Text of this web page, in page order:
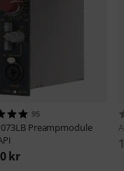
95
Preampmodule
kr